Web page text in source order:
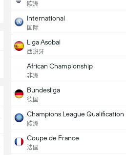
欧洲
International
国际
Liga Asobal
西班牙
African Championship
非洲
Bundesliga
德国
Champions League Qualification
欧洲
Coupe de France
法國